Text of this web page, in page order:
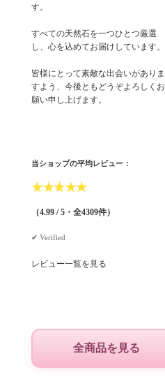
す。
すべての天然石を一つひとつ厳選
し、心を込めてお届けしています。
皆様にとって素敵な出会いがありま
すよう、今後ともどうぞよろしくお
当ショップの平均レビュー：
★★★★★
（4.99 / 5・全4309件）
✔︎ Verified
レビュー一覧を見る
全商品を見る